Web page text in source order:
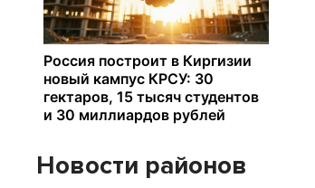
Новости районов